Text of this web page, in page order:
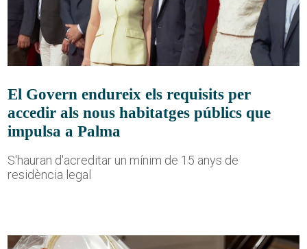
El Govern endureix els requisits per
accedir als nous habitatges públics que
impulsa a Palma
S'hauran d'acreditar un mínim de 15 anys de
residència legal